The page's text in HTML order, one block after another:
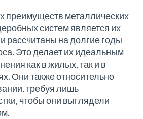
преимуществ металлических
систем является их
рассчитаны на долгие годы
Это делает их идеальным
как в жилых, так и в
Они также относительно
требуя лишь
чтобы они выглядели